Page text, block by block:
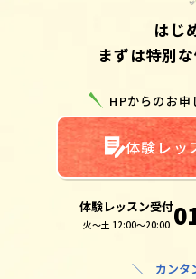
はじ
まずは特別
HPからのお申
体験レッ
体験レッスン受付
火～土 12:00～20:00
＼ カンタ